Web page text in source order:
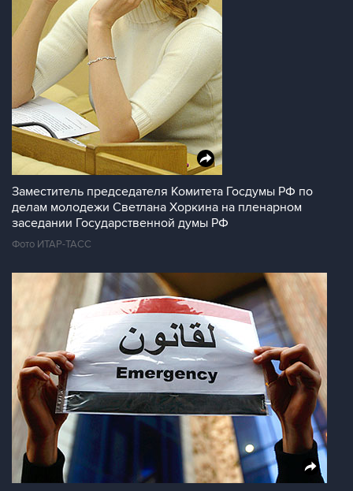
Заместитель председателя Комитета Госдумы РФ по
делам молодежи Светлана Хоркина на пленарном
заседании Государственной думы РФ
Фото ИТАР-ТАСС